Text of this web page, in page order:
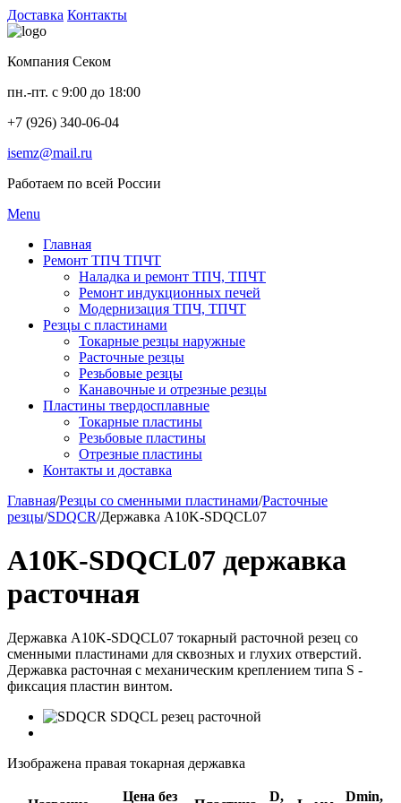
Доставка Контакты
Компания Секом
пн.-пт. с 9:00 до 18:00
+7 (926) 340-06-04
isemz@mail.ru
Работаем по всей России
Menu
Главная
Ремонт ТПЧ ТПЧТ
Наладка и ремонт ТПЧ, ТПЧТ
Ремонт индукционных печей
Модернизация ТПЧ, ТПЧТ
Резцы с пластинами
Токарные резцы наружные
Расточные резцы
Резьбовые резцы
Канавочные и отрезные резцы
Пластины твердосплавные
Токарные пластины
Резьбовые пластины
Отрезные пластины
Контакты и доставка
Главная/Резцы со сменными пластинами/Расточные
резцы/SDQCR/Державка A10K-SDQCL07
A10K-SDQCL07 державка
расточная
Державка A10K-SDQCL07 токарный расточной резец со
сменными пластинами для сквозных и глухих отверстий.
Державка расточная с механическим креплением типа S -
фиксация пластин винтом.
Изображена правая токарная державка
Цена без D, Dmin,